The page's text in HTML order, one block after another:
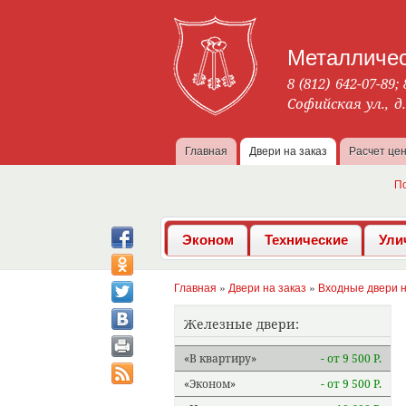
8 (812) 642-07-
Софийская ул.,
Главное меню
Главная Двери на заказ Расчет
Эконом Технические
Вы здесь
Главная » Двери на заказ » Входные двери
Железные двери:
В квартиру
- от 9 500 Р.
Эконом
- от 9 500 Р.